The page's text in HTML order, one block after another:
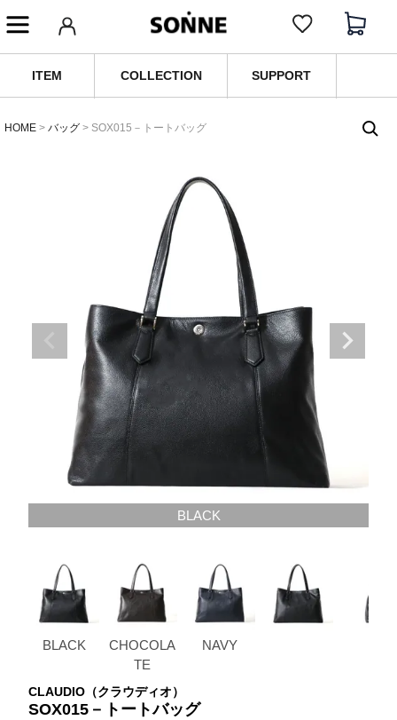
ITEM COLLECTION SUPPORT
HOME バッグ SOX015－トートバッグ
BLACK
BLACK
CHOCOLA
TE
NAVY
CLAUDIO（クラウディオ）
SOX015－トートバッグ